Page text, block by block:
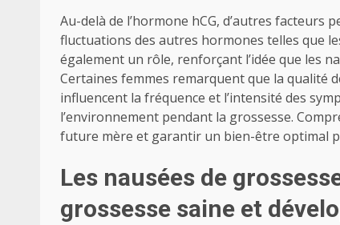
Au-delà de l’hormone hCG, d’autres
fluctuations des autres hormones telles que
également un rôle, renforçant l’idée que les
Certaines femmes remarquent que la
influencent la fréquence et l’intensité des
l’environnement pendant la grossesse.
future mère et garantir un bien-être optimal
Les nausées de
grossesse saine et